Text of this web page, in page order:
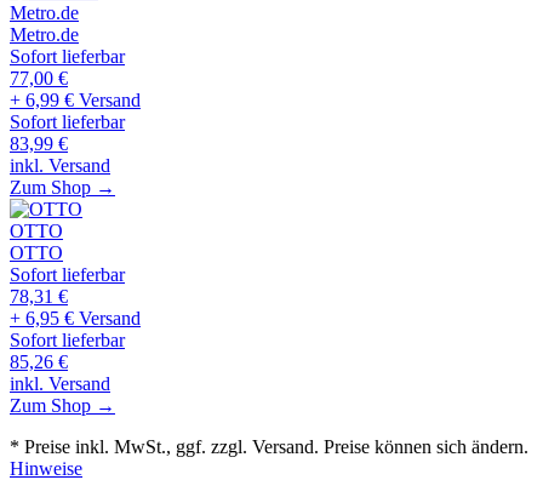
Metro.de
Metro.de
Sofort lieferbar
77,00 €
+ 6,99 € Versand
Sofort lieferbar
83,99 €
inkl. Versand
Zum Shop →
OTTO
OTTO
Sofort lieferbar
78,31 €
+ 6,95 € Versand
Sofort lieferbar
85,26 €
inkl. Versand
Zum Shop →
* Preise inkl. MwSt., ggf. zzgl. Versand. Preise können sich ändern.
Hinweise